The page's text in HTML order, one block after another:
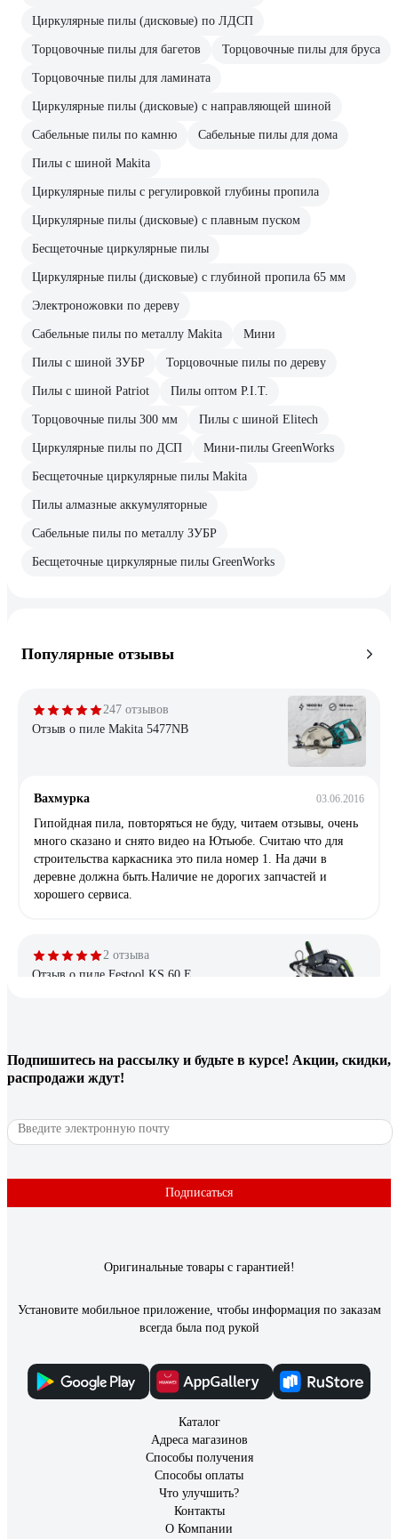
Циркулярные пилы (дисковые) по ЛДСП
Торцовочные пилы для багетов Торцовочные пилы для бруса
Торцовочные пилы для ламината
Циркулярные пилы (дисковые) с направляющей шиной
Сабельные пилы по камню Сабельные пилы для дома
Пилы с шиной Makita
Циркулярные пилы с регулировкой глубины пропила
Циркулярные пилы (дисковые) с плавным пуском
Бесщеточные циркулярные пилы
Циркулярные пилы (дисковые) с глубиной пропила 65 мм
Электроножовки по дереву
Сабельные пилы по металлу Makita Мини
Пилы с шиной ЗУБР Торцовочные пилы по дереву
Пилы с шиной Patriot Пилы оптом P.I.T.
Торцовочные пилы 300 мм Пилы с шиной Elitech
Циркулярные пилы по ДСП Мини-пилы GreenWorks
Бесщеточные циркулярные пилы Makita
Пилы алмазные аккумуляторные
Сабельные пилы по металлу ЗУБР
Бесщеточные циркулярные пилы GreenWorks
Популярные отзывы
247 отзывов
Отзыв о пиле Makita 5477NB
Вахмурка 03.06.2016
Гипойдная пила, повторяться не буду, читаем отзывы, очень
много сказано и снято видео на Ютьюбе. Считаю что для
строительства каркасника это пила номер 1. На дачи в
деревне должна быть.Наличие не дорогих запчастей и
хорошего сервиса.
2 отзыва
Отзыв о пиле Festool KS 60 E
Лучшая в своем классе (216 мм.) столярных пил!
66 отзывов
Отзыв о пиле Bosch GCD 12 JL 0601B28000
Подпишитесь на рассылку и будьте в курсе! Акции, скидки,
распродажи ждут!
Подписаться
Оригинальные товары с гарантией!
Установите мобильное приложение, чтобы информация по заказам
всегда была под рукой
Каталог
Адреса магазинов
Способы получения
Способы оплаты
Что улучшить?
Контакты
О Компании